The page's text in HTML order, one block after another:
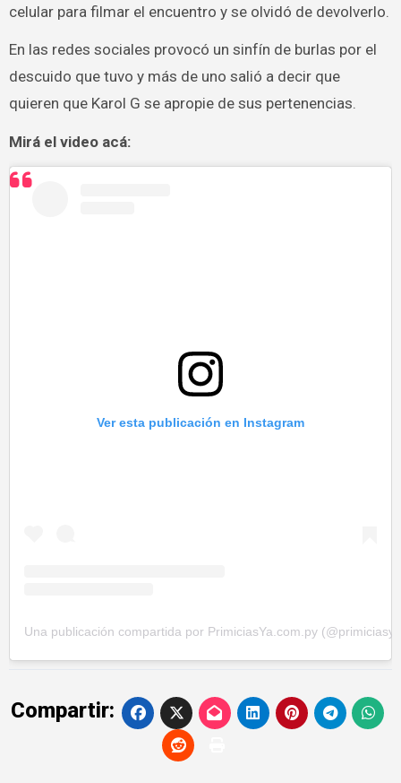
celular para filmar el encuentro y se olvidó de devolverlo.
En las redes sociales provocó un sinfín de burlas por el
descuido que tuvo y más de uno salió a decir que
quieren que Karol G se apropie de sus pertenencias.
Mirá el video acá:
Ver esta publicación en Instagram
Una publicación compartida por PrimiciasYa.com.py
Compartir: